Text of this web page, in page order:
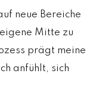
neue Bereiche
Mitte zu
prägt meine
anfühlt, sich